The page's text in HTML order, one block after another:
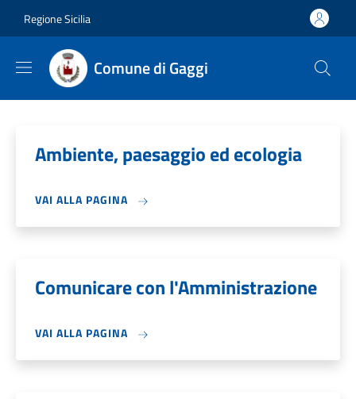
Regione Sicilia
Comune di Gaggi
Ambiente, paesaggio ed ecologia
VAI ALLA PAGINA
Comunicare con l'Amministrazione
VAI ALLA PAGINA